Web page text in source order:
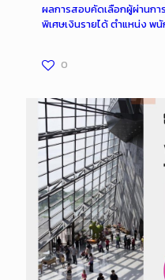
ผลการสอบคัดเลือกผู้ผ่านกา
พิเศษเงินรายได้ ตำแหน่ง พ
0